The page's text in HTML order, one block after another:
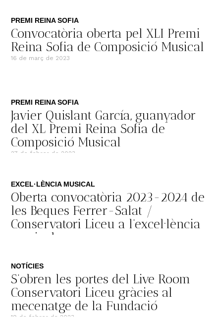
PREMI REINA SOFIA
Convocatòria oberta pel XLI Premi
Reina Sofia de Composició Musical
16 de març de 2023
PREMI REINA SOFIA
Javier Quislant García, guanyador
del XL Premi Reina Sofia de
Composició Musical
27 de febrer de 2023
EXCEL·LÈNCIA MUSICAL
Oberta convocatòria 2023-2024 de
les Beques Ferrer-Salat /
Conservatori Liceu a l’excel·lència
musical
NOTÍCIES
S’obren les portes del Live Room
Conservatori Liceu gràcies al
mecenatge de la Fundació
19 de febrer de 2023